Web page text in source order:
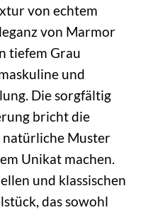
von echtem
von Marmor
tiefem Grau
und
Die sorgfältig
bricht die
Muster
Unikat machen.
und klassischen
das sowohl